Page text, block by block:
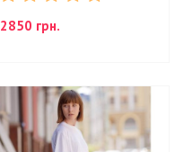
2850 грн.